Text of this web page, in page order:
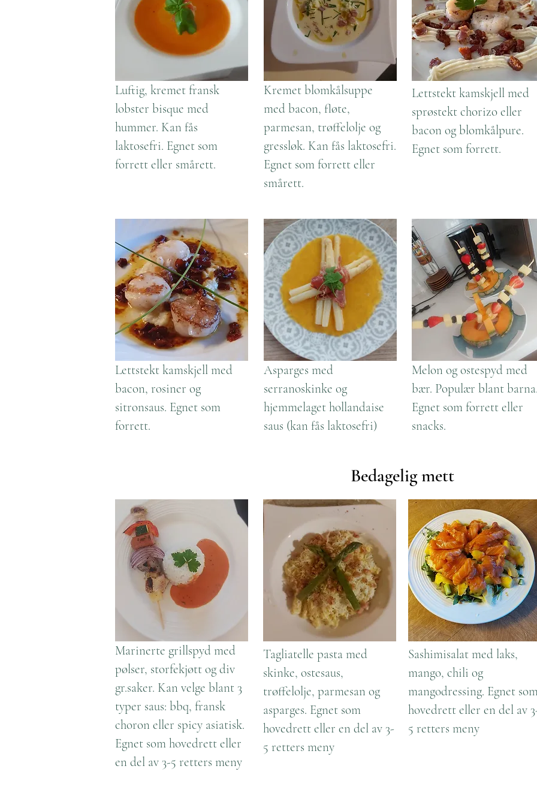
Luftig, kremet fransk
lobster bisque med
hummer. Kan fås
laktosefri. Egnet som
forrett eller smårett.
Kremet blomkålsuppe
med bacon, fløte,
parmesan, trøffelolje og
gressløk. Kan fås laktosefri.
Egnet som forrett eller
smårett.
Lettstekt kamskjell med
sprøstekt chorizo eller
bacon og blomkålpure.
Egnet som forrett.
Lettstekt kamskjell med
bacon, rosiner og
sitronsaus. Egnet som
forrett.
Asparges med
serranoskinke og
hjemmelaget hollandaise
saus (kan fås laktosefri)
Melon og ostespyd med
bær. Populær blant
Egnet som forrett eller
snacks.
Bedagelig mett
Marinerte grillspyd med
pølser, storfekjøtt og div
gr.saker. Kan velge blant 3
typer saus: bbq, fransk
choron eller spicy asiatisk.
Egnet som hovedrett eller
en del av 3-5 retters meny
Tagliatelle pasta med
skinke, ostesaus,
trøffelolje, parmesan og
asparges. Egnet som
hovedrett eller en del av 3-
5 retters meny
Sashimisalat med laks,
mango, chili og
mangodressing. Egnet
hovedrett eller en del av
5 retters meny